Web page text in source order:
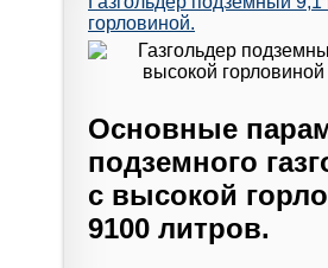
горловиной.
Основные
подземного
с высокой
9100 литров.